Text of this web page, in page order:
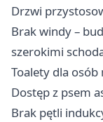
Drzwi
Brak windy –
szerokimi
Toalety dla osób
Dostęp z psem
Brak pętli